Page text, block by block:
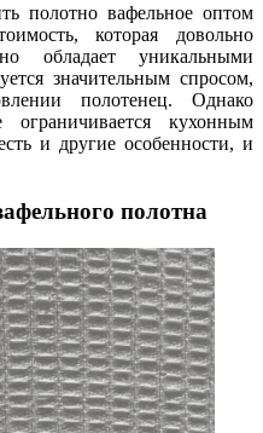
полотно вафельное оптом
которая довольно
обладает уникальными
значительным спросом,
полотенец. Однако
кухонным
и другие особенности, и
полотна